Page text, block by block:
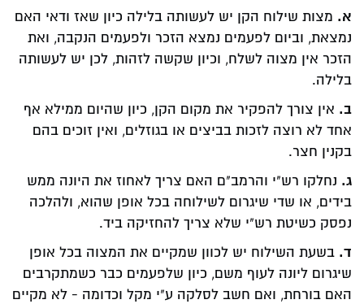
א. מצות שילוח הקן יש לעשותה בלילה כיון שאז ודאי האם
נמצאת, וביום לפעמים נמצא הזכר ולפעמים הנקבה, ואת
הזכר אין מצוה לשלח, וכיון שקשה לזהות, לכן יש לעשותה
בלילה.
ב. אין צורך להפקיר את מקום הקן, כיון שהיום ממילא אף
אחד לא רוצה לזכות בביצים או בגוזלים, ואין זוכים בהם
בקנין חצר.
ג. נחלקו רש"י והרמב"ם האם צריך לאחוז את היונה ממש
בידים, או שדי שיגרום לשילוחה בכל אופן שהוא, ולהלכה
נפסק כשיטת רש"י שלא צריך להחזיקה ביד.
ד. בשעת השילוח יש לכוון שמקיים את המצוה בכל אופן
שיגרום ליונה לעוף משם, כיון שלפעמים כבר כשמתקרבים
האם בורחת, ואם חשב לסלקה ע"י מקל וכדומה - לא מקיים